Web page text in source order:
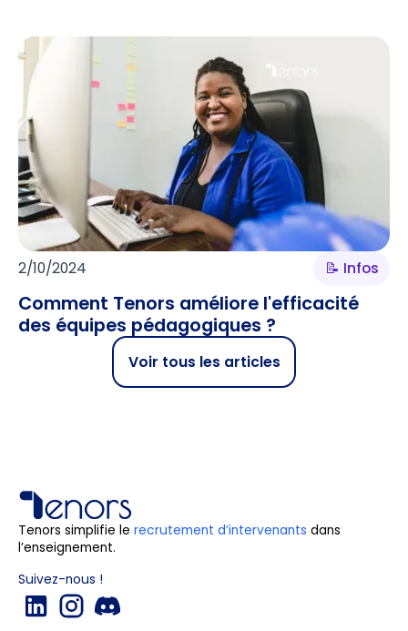
2/10/2024 📝 Infos
Comment Tenors améliore l'efficacité
des équipes pédagogiques ?
Voir tous les articles
Tenors simplifie le recrutement d’intervenants dans
l’enseignement.
Suivez-nous !